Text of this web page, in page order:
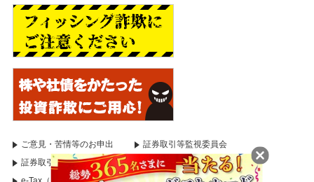
ご意見・苦情等のお申出
証券取引等監視委員会
証券取引等監視委員会（情報受付）
国税庁